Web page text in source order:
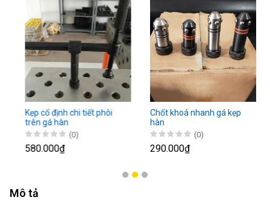
Kẹp cố định chi tiết phôi
trên gá hàn
(0)
580.000₫
Chốt khoá nhanh gá kẹp
hàn
(0)
290.000₫
Mô tả